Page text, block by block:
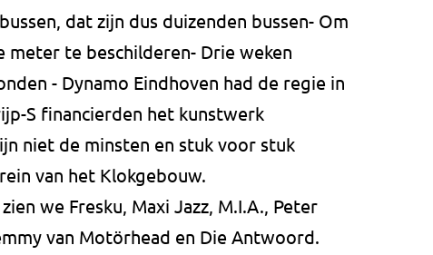
dat zijn dus duizenden bussen- Om
meter te beschilderen- Drie weken
- Dynamo Eindhoven had de regie in
S financierden het kunstwerk
niet de minsten en stuk voor stuk
van het Klokgebouw.
we Fresku, Maxi Jazz, M.I.A., Peter
van Motörhead en Die Antwoord.